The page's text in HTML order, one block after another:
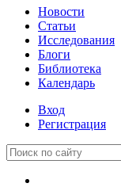
Новости
Статьи
Исследования
Блоги
Библиотека
Календарь
Вход
Регистрация